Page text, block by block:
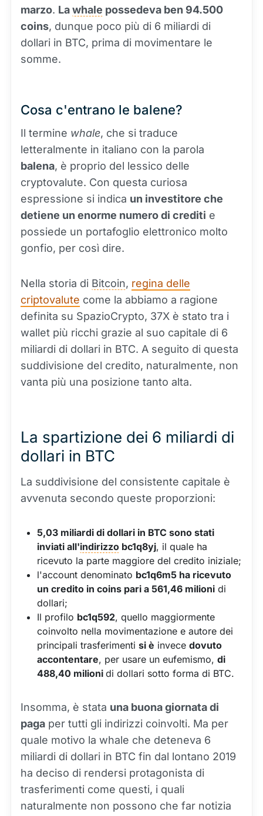
marzo. Lawhale possedeva ben 94.500
coins, dunque poco più di 6 miliardi di
dollari in BTC, prima di movimentare le
somme.
Cosa c'entrano le balene?
Il termine whale, che si traduce
letteralmente in italiano con la parola
balena, è proprio del lessico delle
cryptovalute. Con questa curiosa
espressione si indica un investitore che
detiene un enorme numero di crediti e
possiede un portafoglio elettronico molto
gonfio, per così dire.
Nella storia di Bitcoin, regina delle
criptovalute come la abbiamo a ragione
definita su SpazioCrypto, 37X è stato tra i
wallet più ricchi grazie al suo capitale di 6
miliardi di dollari in BTC. A seguito di questa
suddivisione del credito, naturalmente, non
vanta più una posizione tanto alta.
La spartizione dei 6 miliardi di
dollari in BTC
La suddivisione del consistente capitale è
avvenuta secondo queste proporzioni:
5,03 miliardi di dollari in BTC sono stati
inviati all'indirizzo bc1q8yj, il quale ha
ricevuto la parte maggiore del credito iniziale;
l'account denominato bc1q6m5 ha ricevuto
un credito in coins pari a 561,46 milioni di
dollari;
Il profilo bc1q592, quello maggiormente
coinvolto nella movimentazione e autore dei
principali trasferimenti si è invece dovuto
accontentare, per usare un eufemismo, di
488,40 milioni di dollari sotto forma di BTC.
Insomma, è stata una buona giornata di
paga per tutti gli indirizzi coinvolti. Ma per
quale motivo la whale che deteneva 6
miliardi di dollari in BTC fin dal lontano 2019
ha deciso di rendersi protagonista di
trasferimenti come questi, i quali
naturalmente non possono che far notizia